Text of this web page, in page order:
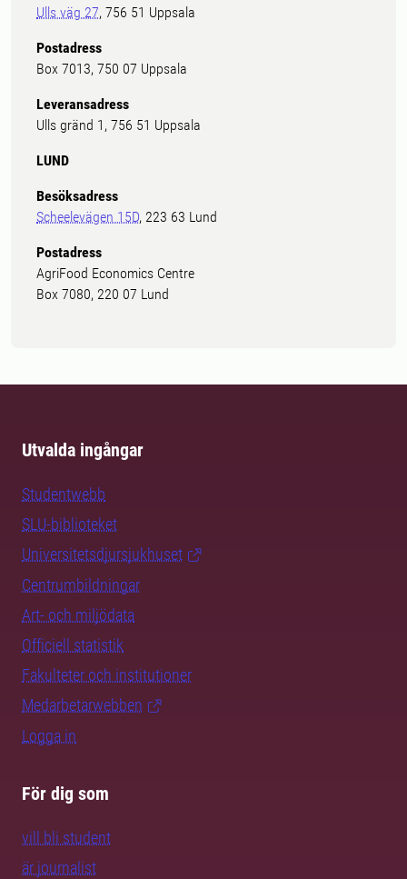
Ulls väg 27, 756 51 Uppsala
Postadress
Box 7013, 750 07 Uppsala
Leveransadress
Ulls gränd 1, 756 51 Uppsala
LUND
Besöksadress
Scheelevägen 15D, 223 63 Lund
Postadress
AgriFood Economics Centre
Box 7080, 220 07 Lund
Utvalda ingångar
Studentwebb
SLU-biblioteket
Universitetsdjursjukhuset
Centrumbildningar
Art- och miljödata
Officiell statistik
Fakulteter och institutioner
Medarbetarwebben
Logga in
För dig som
vill bli student
är journalist